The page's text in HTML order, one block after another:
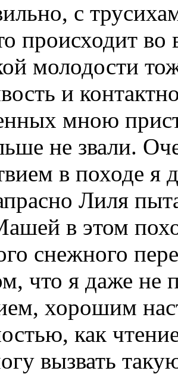
с
происходит во
молодости
и
мною
не звали.
в походе я
Лиля
в этом
снежного
что я даже не
хорошим
как
вызвать